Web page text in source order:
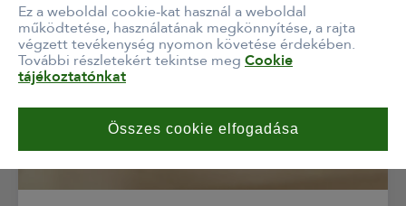
Ez a weboldal cookie-kat használ a weboldal
működtetése, használatának megkönnyítése, a rajta
végzett tevékenység nyomon követése érdekében.
További részletekért tekintse meg Cookie
tájékoztatónkat
Összes cookie elfogadása